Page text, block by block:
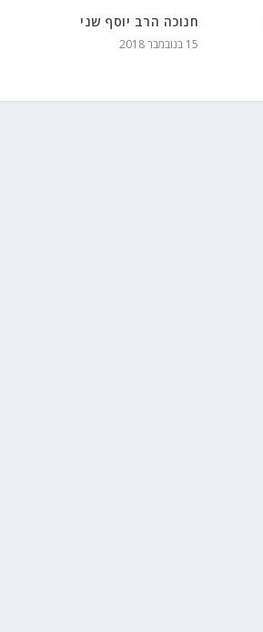
חנוכה הרב יוסף שני
15 בנובמבר 2018